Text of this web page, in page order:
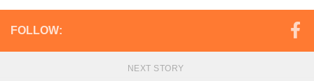
FOLLOW:
NEXT STORY